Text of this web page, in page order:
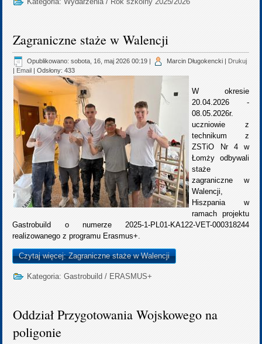
Zagraniczne staże w Walencji
Opublikowano: sobota, 16, maj 2026 00:19 Marcin Długokencki
Drukuj
Email | Odsłony: 433
W okresie
20.04.2026 -
08.05.2026r.
uczniowie z
technikum z
ZSTiO Nr 4 w
Łomży odbywali
staże
zagraniczne w
Walencji,
Hiszpania w
ramach projektu
Gastrobuild o numerze 2025-1-PL01-KA122-VET-000318244
realizowanego z programu Erasmus+.
Czytaj więcej: Zagraniczne staże w Walencji
Kategoria:Gastrobuild / ERASMUS+
Oddział Przygotowania Wojskowego na
poligonie